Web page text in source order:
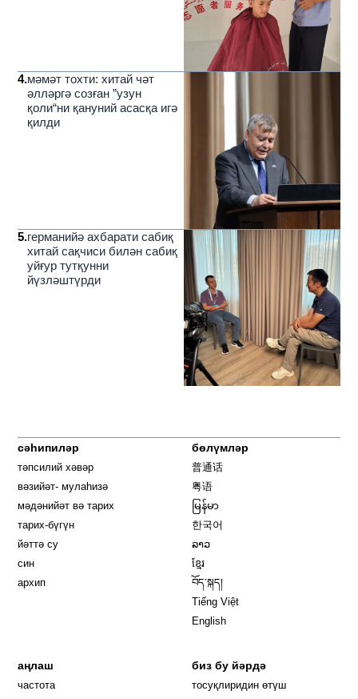
4.мәмәт тохти: хитай чәт
әлләргә созған ”узун
қоли“ни қануний асасқа игә
қилди
5.германийә ахбарати сабиқ
хитай сақчиси билән сабиқ
уйғур тутқунни
йүзләштүрди
сәһипиләр
тәпсилий хәвәр
вәзийәт- мулаһизә
мәдәнийәт вә тарих
тарих-бүгүн
йәттә су
син
архип
бөлүмләр
普通话
粤语
မြန်မာ
한국어
ລາວ
ខ្មែរ
བོད་སྐད།
Tiếng Việt
English
аңлаш
частота
биз бу йәрдә
тосуқлиридин өтүш